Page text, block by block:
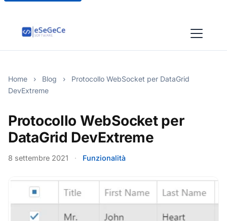
Home › Blog ›
Protocollo WebSocket per DataGrid
DevExtreme
Protocollo WebSocket per
DataGrid DevExtreme
8 settembre 2021 · Funzionalità